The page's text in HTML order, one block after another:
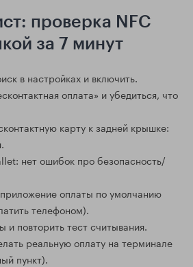
проверка NFC
за 7 минут
в настройках и включить.
оплата» и убедиться, что
карту к задней крышке:
нет ошибок про безопасность/
оплаты по умолчанию
телефоном).
и повторить тест считывания.
реальную оплату на терминале
пункт).